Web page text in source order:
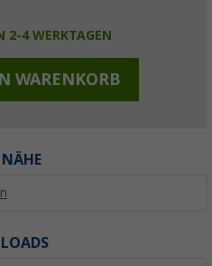
2-4 WERKTAGEN
WARENKORB
NÄHE